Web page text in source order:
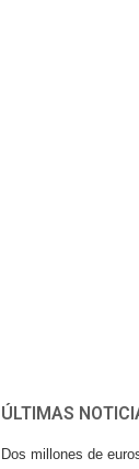
ÚLTIMAS
Dos millones de